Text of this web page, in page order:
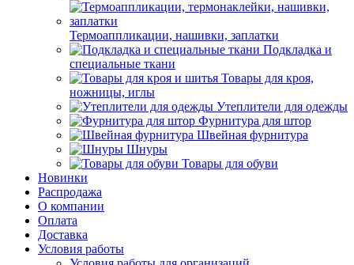
Термоаппликации, нашивки, заплатки
Подкладка и
специальные ткани
Товары для кроя,
ножницы, иглы
Утеплители для одежды
Фурнитура для штор
Швейная фурнитура
Шнуры
Товары для обуви
Новинки
Распродажа
О компании
Оплата
Доставка
Условия работы